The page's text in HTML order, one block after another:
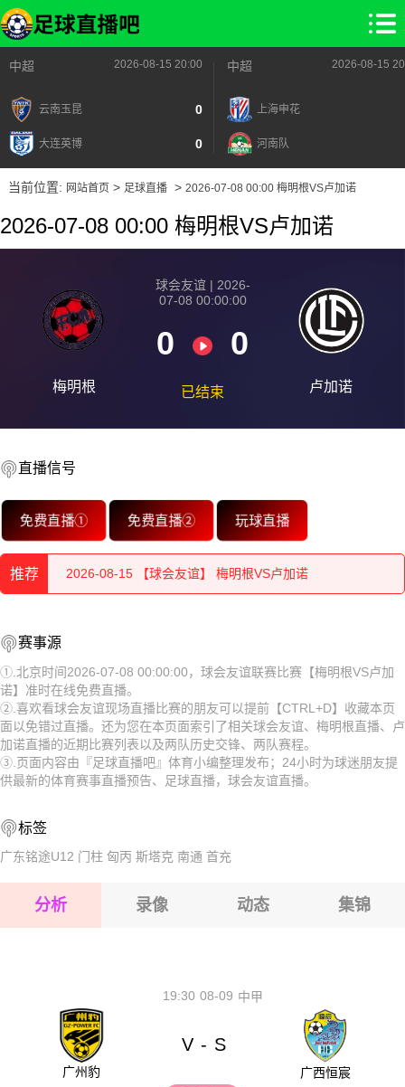
中超 2026-08-15 20:00
云南玉昆 0
大连英博 0
中超 2026-08-15
上海申花
河南队
当前位置: 网站首页> 足球直播> 2026-07-08 00:00 梅明根VS卢加诺
2026-07-08 00:00 梅明根VS卢加诺
梅明根
球会友谊 | 2026-
07-08 00:00:00
0 0
已结束 卢加诺
直播信号
免费直播① 免费直播② 玩球直播
推荐
2026-08-15 【球会友谊】 梅明根VS卢加诺
2026-08-15 【球会友谊】 梅明根VS卢加诺
2026-08-15 【球会友谊】 梅明根VS卢加诺
2026-08-15 【球会友谊】 梅明根VS卢加诺
2026-08-15 【球会友谊】 梅明根VS卢加诺
2026-08-15 【球会友谊】 梅明根VS卢加诺
2026-08-15 【球会友谊】 梅明根VS卢加诺
2026-08-15 【球会友谊】 梅明根VS卢加诺
2026-08-15 【球会友谊】 梅明根VS卢加诺
赛事源
①.北京时间2026-07-08 00:00:00，球会友谊联赛比赛【梅明根VS卢加
诺】准时在线免费直播。
②.喜欢看球会友谊现场直播比赛的朋友可以提前【CTRL+D】收藏本页
面以免错过直播。还为您在本页面索引了相关球会友谊、梅明根直播、卢
加诺直播的近期比赛列表以及两队历史交锋、两队赛程。
③.页面内容由『足球直播吧』体育小编整理发布；24小时为球迷朋友提
供最新的体育赛事直播预告、足球直播，球会友谊直播。
标签
广东铭途U12 门柱 匈丙 斯塔克 南通 首充
分析 录像 动态 集锦
08-09
19:30 中甲
广州豹
V - S
广西恒宸